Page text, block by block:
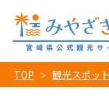
TOP 観光スポッ